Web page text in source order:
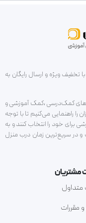
ویژه و ارسال رایگان به
کمک‌درسی ،کمک آموزشی و
را راهنمایی می‌کنیم تا با توجه
خود را انتخاب کنند و به
و در سریع‌ترین زمان درب منزل
مشتریان
متداول
مقررات